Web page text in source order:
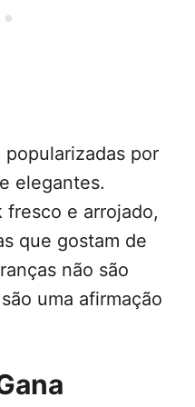
popularizadas por
elegantes.
fresco e arrojado,
que gostam de
não são
uma afirmação